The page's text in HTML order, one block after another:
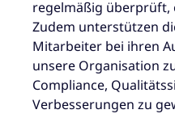
regelmäßig überprüft,
Zudem unterstützen
Mitarbeiter bei ihren
unsere Organisation
Compliance,
Verbesserungen zu